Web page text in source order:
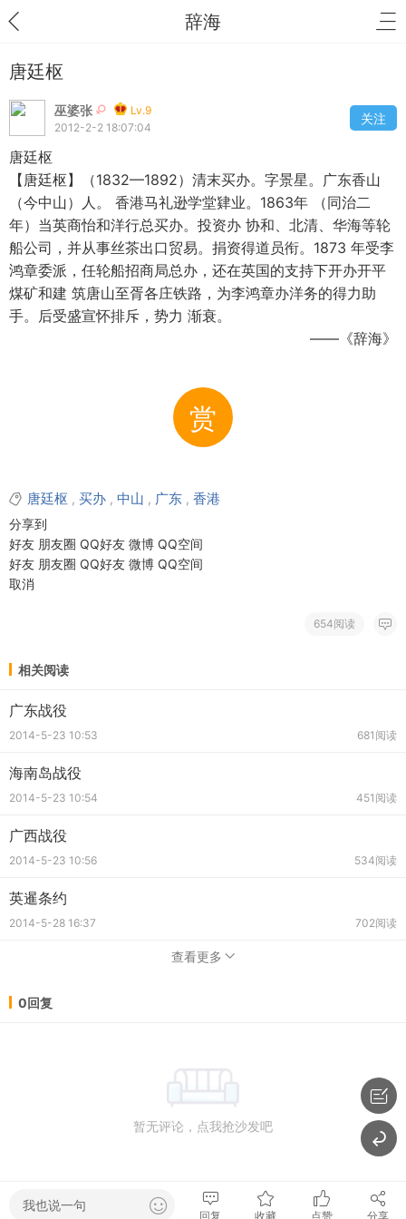
辞海
唐廷枢
巫婆张
Lv.9
2012-2-2 18:07:04
关注
唐廷枢
【唐廷枢】（1832—1892）清末买办。字景星。广东香山
（今中山）人。 香港马礼逊学堂肄业。1863年 （同治二
年）当英商怡和洋行总买办。投资办 协和、北清、华海等轮
船公司，并从事丝茶出口贸易。捐资得道员衔。1873 年受李
鸿章委派，任轮船招商局总办，还在英国的支持下开办开平
煤矿和建 筑唐山至胥各庄铁路，为李鸿章办洋务的得力助
手。后受盛宣怀排斥，势力 渐衰。
——《辞海》
赏
唐廷枢 , 买办 , 中山 , 广东 , 香港
分享到
好友 朋友圈 QQ好友 微博 QQ空间
好友 朋友圈 QQ好友 微博 QQ空间
取消
654阅读
相关阅读
广东战役
2014-5-23 10:53 681阅读
海南岛战役
2014-5-23 10:54 451阅读
广西战役
2014-5-23 10:56 534阅读
英暹条约
2014-5-28 16:37 702阅读
查看更多
0回复
暂无评论，点我抢沙发吧
我也说一句
回复 收藏 点赞 分享